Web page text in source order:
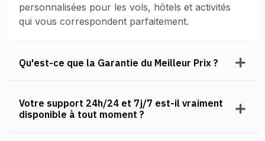
personnalisées pour les vols, hôtels et activités
qui vous correspondent parfaitement.
Qu'est-ce que la Garantie du Meilleur Prix ?
Votre support 24h/24 et 7j/7 est-il vraiment
disponible à tout moment ?